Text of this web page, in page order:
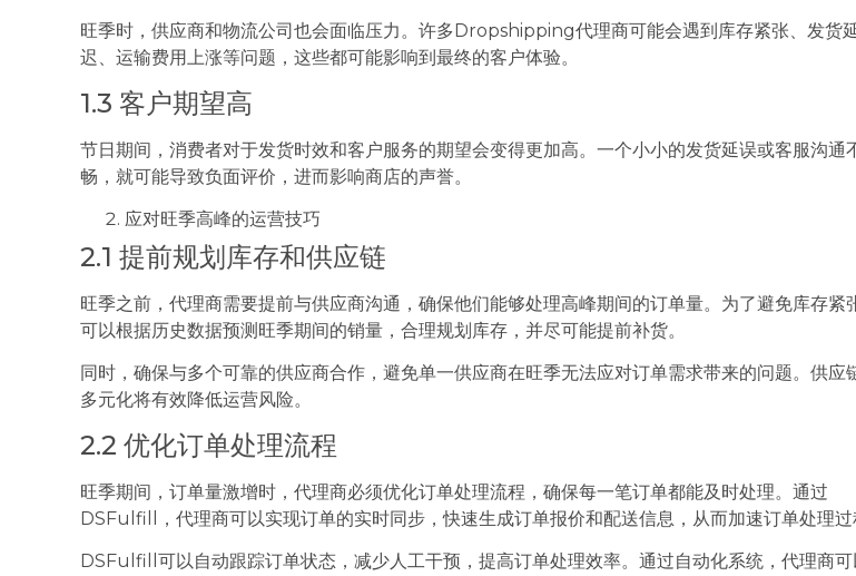
旺季时，供应商和物流公司也会面临压力。许多Dropshipping代理商可能会遇到库存紧张、发货
迟、运输费用上涨等问题，这些都可能影响到最终的客户体验。
1.3 客户期望高
节日期间，消费者对于发货时效和客户服务的期望会变得更加高。一个小小的发货延误或客服沟通
畅，就可能导致负面评价，进而影响商店的声誉。
应对旺季高峰的运营技巧
2.1 提前规划库存和供应链
旺季之前，代理商需要提前与供应商沟通，确保他们能够处理高峰期间的订单量。为了避免库存紧
可以根据历史数据预测旺季期间的销量，合理规划库存，并尽可能提前补货。
同时，确保与多个可靠的供应商合作，避免单一供应商在旺季无法应对订单需求带来的问题。供应
多元化将有效降低运营风险。
2.2 优化订单处理流程
旺季期间，订单量激增时，代理商必须优化订单处理流程，确保每一笔订单都能及时处理。通过
DSFulfill，代理商可以实现订单的实时同步，快速生成订单报价和配送信息，从而加速订单处理过
DSFulfill可以自动跟踪订单状态，减少人工干预，提高订单处理效率。通过自动化系统，代理商可